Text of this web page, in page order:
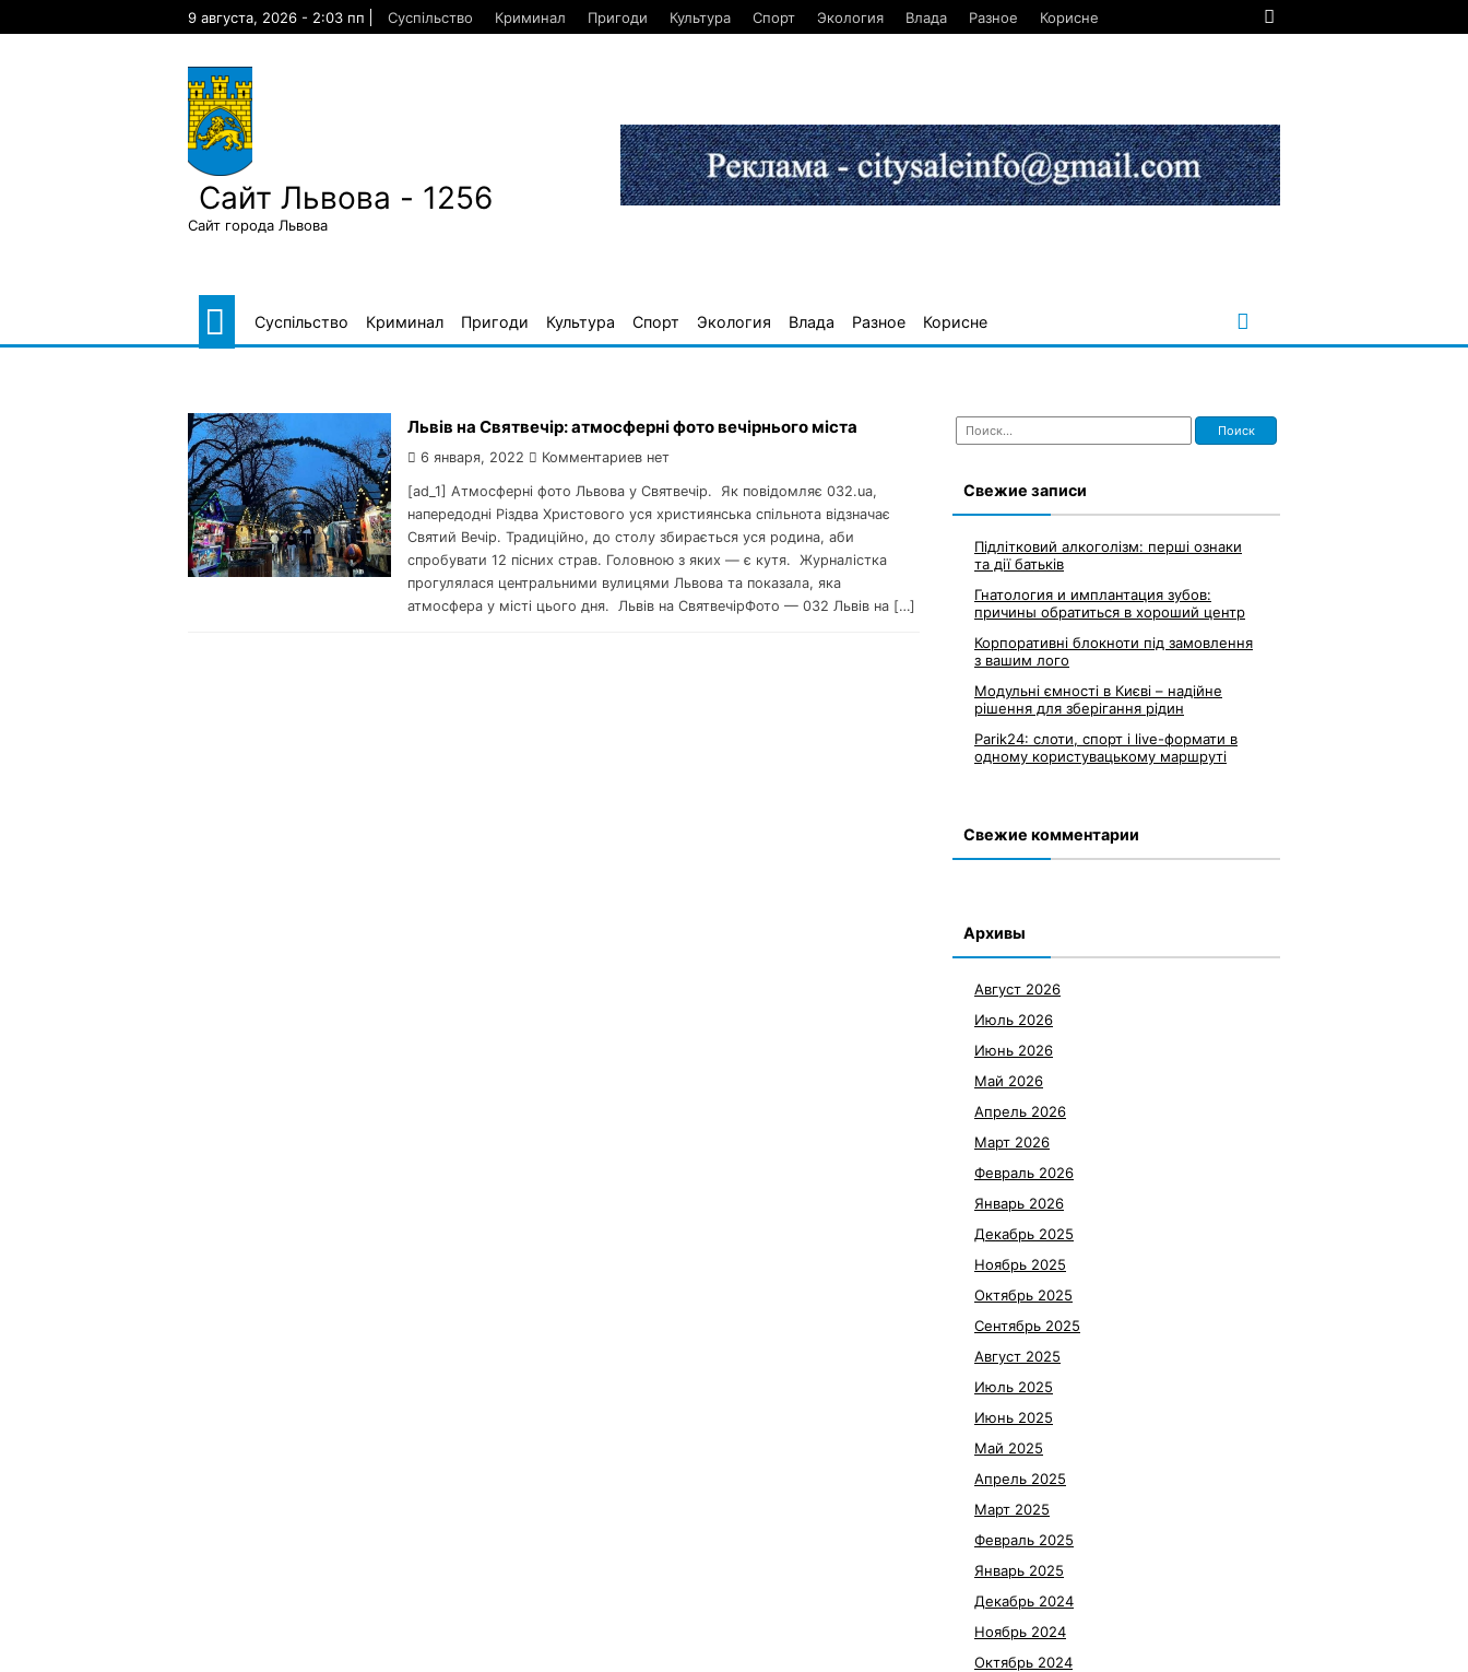
9 августа, 2026 - 2:03 пп Суспільство Криминал Пригоди Культура Спорт Экология Влада Разное Корисне
Сайт Львова - 1256
Сайт города Львова
Суспільство Криминал Пригоди Культура Спорт Экология Влада Разное Корисне
Львів на Святвечір: атмосферні фото вечірнього міста
6 января, 2022 Комментариев нет
[ad_1] Атмосферні фото Львова у Святвечір. Як повідомляє 032.ua,
напередодні Різдва Христового уся християнська спільнота відзначає
Святий Вечір. Традиційно, до столу збирається уся родина, аби
спробувати 12 пісних страв. Головною з яких — є кутя. Журналістка
прогулялася центральними вулицями Львова та показала, яка
атмосфера у місті цього дня. Львів на СвятвечірФото — 032 Львів на […]
Найти:
Свежие записи
Підлітковий алкоголізм: перші ознаки
та дії батьків
Гнатология и имплантация зубов:
причины обратиться в хороший центр
Корпоративні блокноти під замовлення
з вашим лого
Модульні ємності в Києві – надійне
рішення для зберігання рідин
Parik24: слоти, спорт і live-формати в
одному користувацькому маршруті
Свежие комментарии
Архивы
Август 2026
Июль 2026
Июнь 2026
Май 2026
Апрель 2026
Март 2026
Февраль 2026
Январь 2026
Декабрь 2025
Ноябрь 2025
Октябрь 2025
Сентябрь 2025
Август 2025
Июль 2025
Июнь 2025
Май 2025
Апрель 2025
Март 2025
Февраль 2025
Январь 2025
Декабрь 2024
Ноябрь 2024
Октябрь 2024